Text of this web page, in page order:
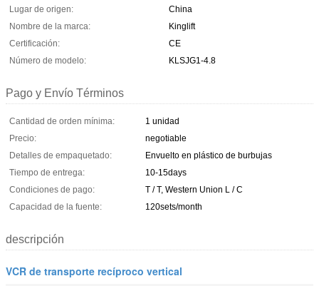
Lugar de origen:
China
Nombre de la marca:
Kinglift
Certificación:
CE
Número de modelo:
KLSJG1-4.8
Pago y Envío Términos
Cantidad de orden mínima:
1 unidad
Precio:
negotiable
Detalles de empaquetado:
Envuelto en plástico de burbujas
Tiempo de entrega:
10-15days
Condiciones de pago:
T / T, Western Union L / C
Capacidad de la fuente:
120sets/month
descripción
VCR de transporte recíproco vertical